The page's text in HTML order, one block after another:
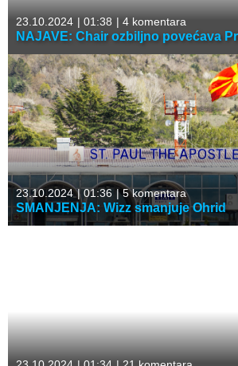
23.10.2024 | 01:38 | 4 komentara
NAJAVE: Chair ozbiljno povećava
23.10.2024 |01:36 |5 komentara
SMANJENJA: Wizz smanjuje Ohrid